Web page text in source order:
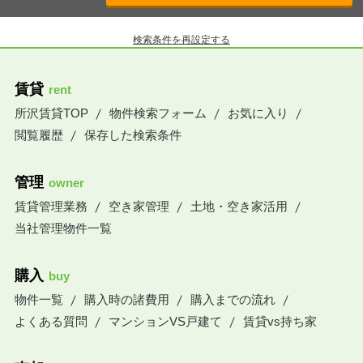
検索条件を再設定する
賃貸 rent
所沢賃貸TOP
物件検索フォーム
お気に入り
閲覧履歴
保存した検索条件
管理 owner
賃貸管理業務
空き家管理
土地・空き家活用
当社管理物件一覧
購入 buy
物件一覧
購入時の諸費用
購入までの流れ
よくある質問
マンションVS戸建て 賃貸vs持ち家